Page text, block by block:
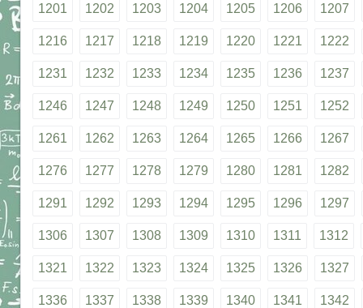
1201 1202 1203 1204 1205 1206 1207
1216 1217 1218 1219 1220 1221 1222
1231 1232 1233 1234 1235 1236 1237
1246 1247 1248 1249 1250 1251 1252
1261 1262 1263 1264 1265 1266 1267
1276 1277 1278 1279 1280 1281 1282
1291 1292 1293 1294 1295 1296 1297
1306 1307 1308 1309 1310 1311 1312
1321 1322 1323 1324 1325 1326 1327
1336 1337 1338 1339 1340 1341 1342